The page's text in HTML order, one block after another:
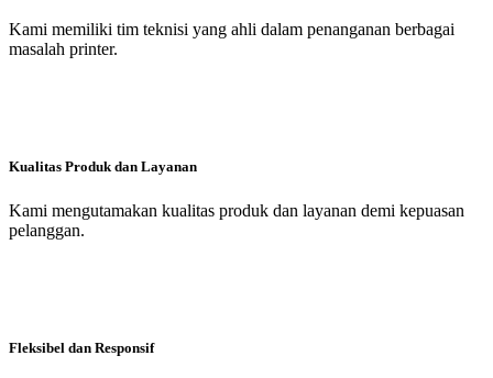
Kami memiliki tim teknisi yang ahli dalam penanganan berbagai
masalah printer.
Kualitas Produk dan Layanan
Kami mengutamakan kualitas produk dan layanan demi kepuasan
pelanggan.
Fleksibel dan Responsif